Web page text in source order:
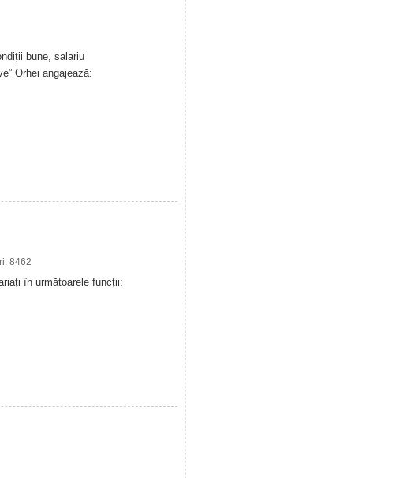
bune, salariu
Orhei angajează:
8462
în următoarele funcții: